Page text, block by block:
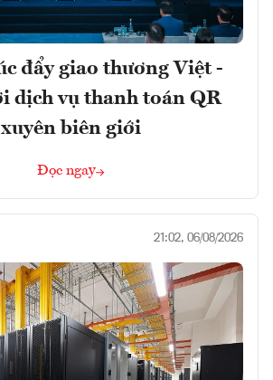
đẩy giao thương Việt -
dịch vụ thanh toán QR
xuyên biên giới
Đọc ngay
21:02, 06/08/2026